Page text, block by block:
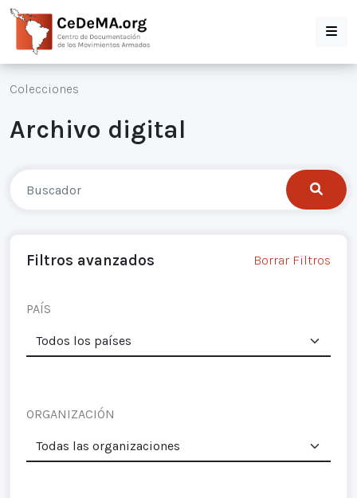
Colecciones
Archivo digital
Filtros avanzados Borrar Filtros
PAÍS
ORGANIZACIÓN